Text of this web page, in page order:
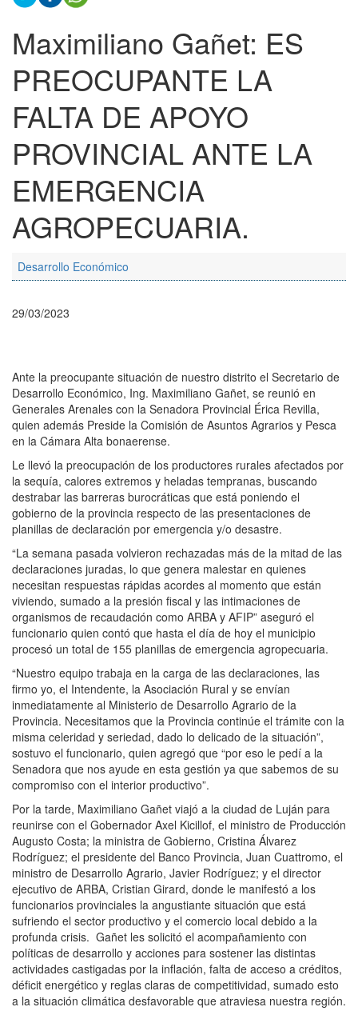
Maximiliano Gañet: ES
PREOCUPANTE LA
FALTA DE APOYO
PROVINCIAL ANTE LA
EMERGENCIA
AGROPECUARIA.
Desarrollo Económico
29/03/2023
Ante la preocupante situación de nuestro distrito el Secretario de
Desarrollo Económico, Ing. Maximiliano Gañet, se reunió en
Generales Arenales con la Senadora Provincial Érica Revilla,
quien además Preside la Comisión de Asuntos Agrarios y Pesca
en la Cámara Alta bonaerense.
Le llevó la preocupación de los productores rurales afectados por
la sequía, calores extremos y heladas tempranas, buscando
destrabar las barreras burocráticas que está poniendo el
gobierno de la provincia respecto de las presentaciones de
planillas de declaración por emergencia y/o desastre.
“La semana pasada volvieron rechazadas más de la mitad de las
declaraciones juradas, lo que genera malestar en quienes
necesitan respuestas rápidas acordes al momento que están
viviendo, sumado a la presión fiscal y las intimaciones de
organismos de recaudación como ARBA y AFIP” aseguró el
funcionario quien contó que hasta el día de hoy el municipio
procesó un total de 155 planillas de emergencia agropecuaria.
“Nuestro equipo trabaja en la carga de las declaraciones, las
firmo yo, el Intendente, la Asociación Rural y se envían
inmediatamente al Ministerio de Desarrollo Agrario de la
Provincia. Necesitamos que la Provincia continúe el trámite con la
misma celeridad y seriedad, dado lo delicado de la situación”,
sostuvo el funcionario, quien agregó que “por eso le pedí a la
Senadora que nos ayude en esta gestión ya que sabemos de su
compromiso con el interior productivo”.
Por la tarde, Maximiliano Gañet viajó a la ciudad de Luján para
reunirse con el Gobernador Axel Kicillof, el ministro de Producción
Augusto Costa; la ministra de Gobierno, Cristina Álvarez
Rodríguez; el presidente del Banco Provincia, Juan Cuattromo, el
ministro de Desarrollo Agrario, Javier Rodríguez; y el director
ejecutivo de ARBA, Cristian Girard, donde le manifestó a los
funcionarios provinciales la angustiante situación que está
sufriendo el sector productivo y el comercio local debido a la
profunda crisis. Gañet les solicitó el acompañamiento con
políticas de desarrollo y acciones para sostener las distintas
actividades castigadas por la inflación, falta de acceso a créditos,
déficit energético y reglas claras de competitividad, sumado esto
a la situación climática desfavorable que atraviesa nuestra región.